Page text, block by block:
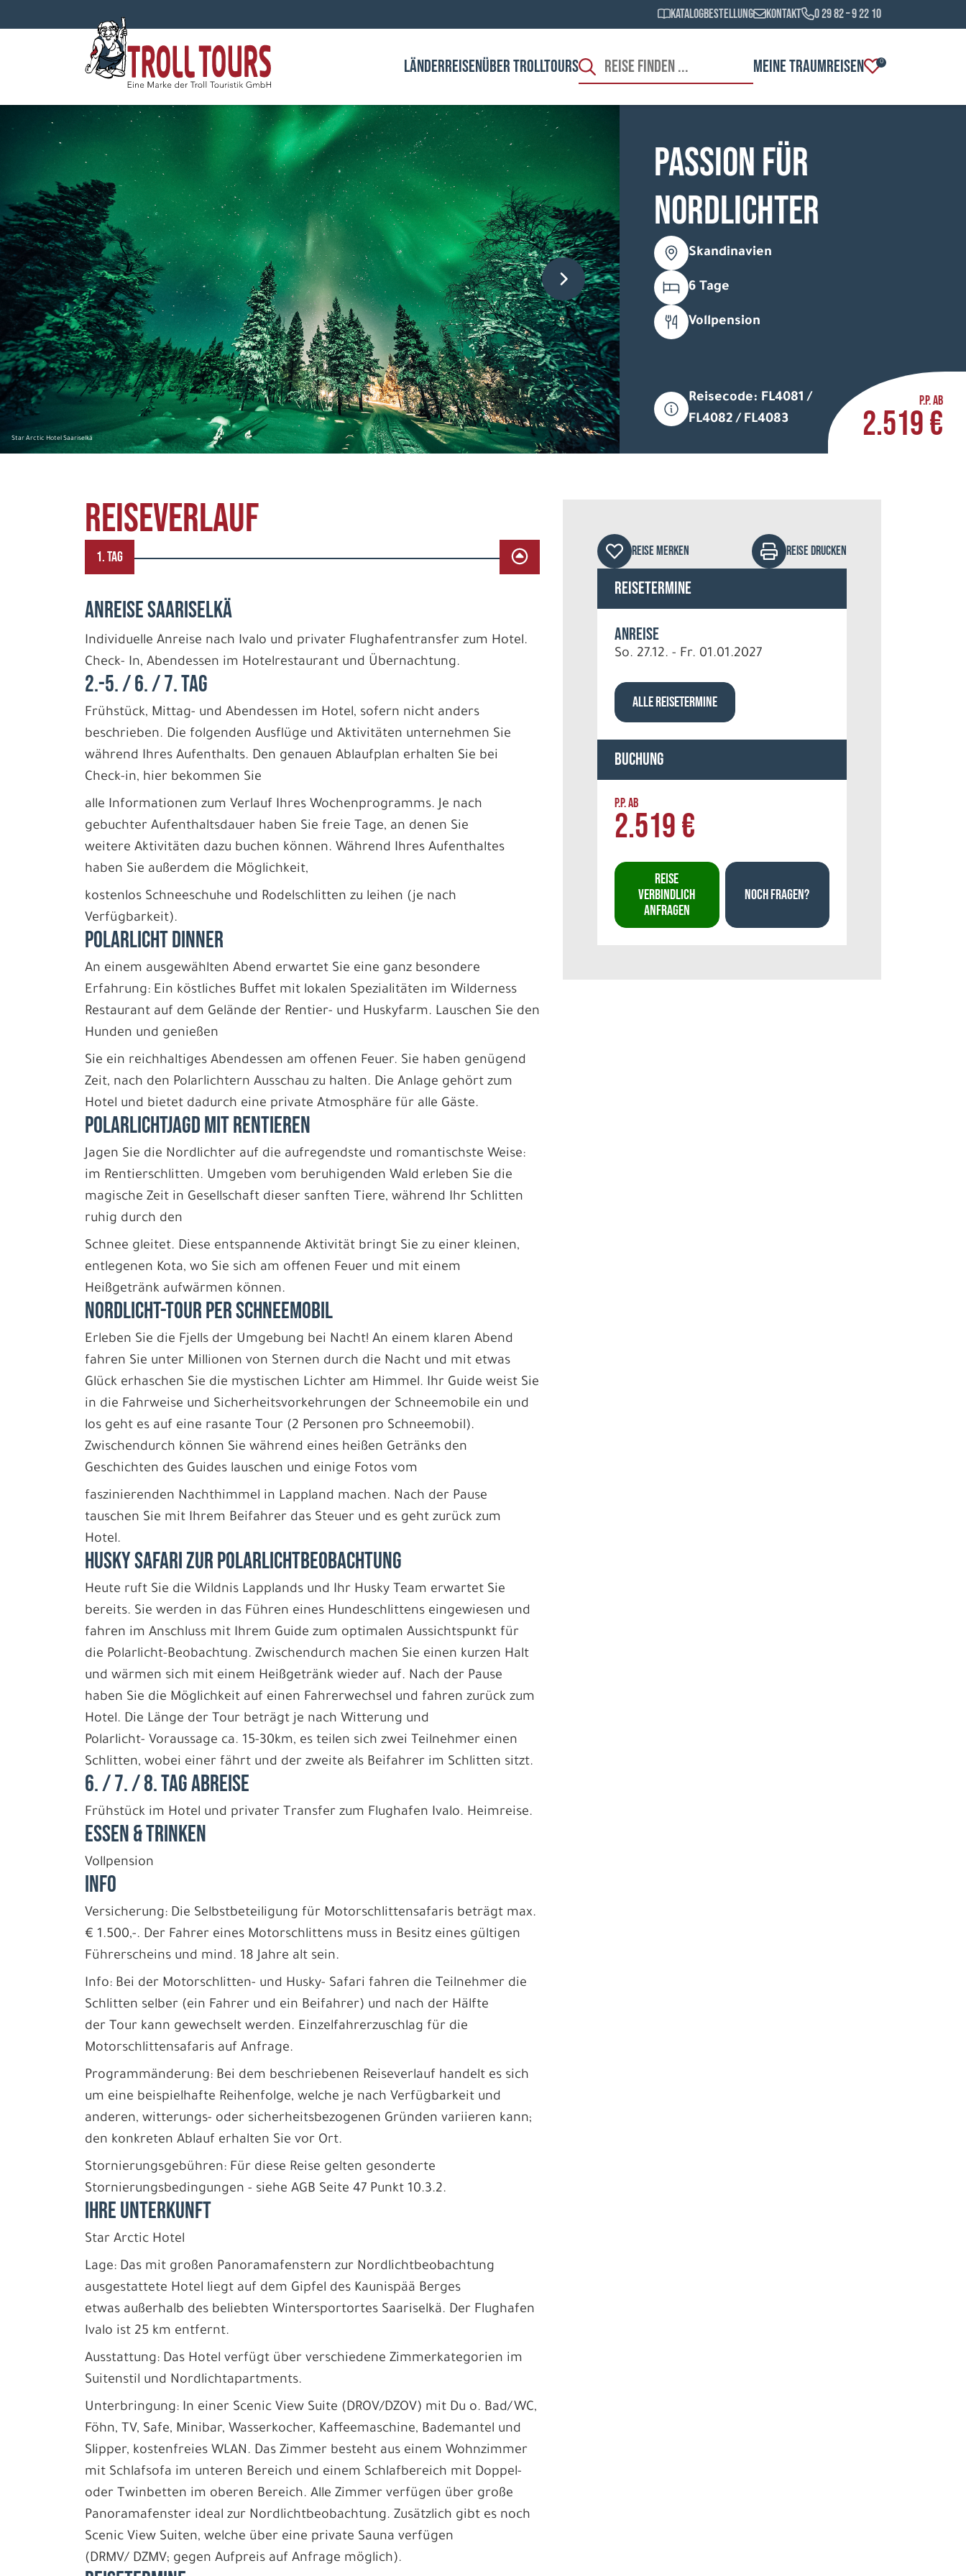
Katalogbestellung Kontakt 0 29 82 – 9 22 10
LÄNDERREISENÜBER TROLLTOURS MEINE TRAUMREISEN 0
Star Arctic Hotel Saariselkä
Passion für
Nordlichter
Skandinavien
6 Tage
Vollpension
Reisecode: FL4081 /
FL4082 / FL4083
P.P. AB
2.519 €
REISEVERLAUF
1. TAG
ANREISE SAARISELKÄ
Individuelle Anreise nach Ivalo und privater Flughafentransfer zum Hotel.
Check- In, Abendessen im Hotelrestaurant und Übernachtung.
2.-5. / 6. / 7. TAG
Frühstück, Mittag- und Abendessen im Hotel, sofern nicht anders
beschrieben. Die folgenden Ausflüge und Aktivitäten unternehmen Sie
während Ihres Aufenthalts. Den genauen Ablaufplan erhalten Sie bei
Check-in, hier bekommen Sie
alle Informationen zum Verlauf Ihres Wochenprogramms. Je nach
gebuchter Aufenthaltsdauer haben Sie freie Tage, an denen Sie
weitere Aktivitäten dazu buchen können. Während Ihres Aufenthaltes
haben Sie außerdem die Möglichkeit,
kostenlos Schneeschuhe und Rodelschlitten zu leihen (je nach
Verfügbarkeit).
POLARLICHT DINNER
An einem ausgewählten Abend erwartet Sie eine ganz besondere
Erfahrung: Ein köstliches Buffet mit lokalen Spezialitäten im Wilderness
Restaurant auf dem Gelände der Rentier- und Huskyfarm. Lauschen Sie den
Hunden und genießen
Sie ein reichhaltiges Abendessen am offenen Feuer. Sie haben genügend
Zeit, nach den Polarlichtern Ausschau zu halten. Die Anlage gehört zum
Hotel und bietet dadurch eine private Atmosphäre für alle Gäste.
POLARLICHTJAGD MIT RENTIEREN
Jagen Sie die Nordlichter auf die aufregendste und romantischste Weise:
im Rentierschlitten. Umgeben vom beruhigenden Wald erleben Sie die
magische Zeit in Gesellschaft dieser sanften Tiere, während Ihr Schlitten
ruhig durch den
Schnee gleitet. Diese entspannende Aktivität bringt Sie zu einer kleinen,
entlegenen Kota, wo Sie sich am offenen Feuer und mit einem
Heißgetränk aufwärmen können.
NORDLICHT-TOUR PER SCHNEEMOBIL
Erleben Sie die Fjells der Umgebung bei Nacht! An einem klaren Abend
fahren Sie unter Millionen von Sternen durch die Nacht und mit etwas
Glück erhaschen Sie die mystischen Lichter am Himmel. Ihr Guide weist Sie
in die Fahrweise und Sicherheitsvorkehrungen der Schneemobile ein und
los geht es auf eine rasante Tour (2 Personen pro Schneemobil).
Zwischendurch können Sie während eines heißen Getränks den
Geschichten des Guides lauschen und einige Fotos vom
faszinierenden Nachthimmel in Lappland machen. Nach der Pause
tauschen Sie mit Ihrem Beifahrer das Steuer und es geht zurück zum
Hotel.
HUSKY SAFARI ZUR POLARLICHTBEOBACHTUNG
Heute ruft Sie die Wildnis Lapplands und Ihr Husky Team erwartet Sie
bereits. Sie werden in das Führen eines Hundeschlittens eingewiesen und
fahren im Anschluss mit Ihrem Guide zum optimalen Aussichtspunkt für
die Polarlicht-Beobachtung. Zwischendurch machen Sie einen kurzen Halt
und wärmen sich mit einem Heißgetränk wieder auf. Nach der Pause
haben Sie die Möglichkeit auf einen Fahrerwechsel und fahren zurück zum
Hotel. Die Länge der Tour beträgt je nach Witterung und
Polarlicht- Voraussage ca. 15-30km, es teilen sich zwei Teilnehmer einen
Schlitten, wobei einer fährt und der zweite als Beifahrer im Schlitten sitzt.
6. / 7. / 8. TAG ABREISE
Frühstück im Hotel und privater Transfer zum Flughafen Ivalo. Heimreise.
ESSEN & TRINKEN
Vollpension
INFO
Versicherung: Die Selbstbeteiligung für Motorschlittensafaris beträgt max.
€ 1.500,-. Der Fahrer eines Motorschlittens muss in Besitz eines gültigen
Führerscheins und mind. 18 Jahre alt sein.
Info: Bei der Motorschlitten- und Husky- Safari fahren die Teilnehmer die
Schlitten selber (ein Fahrer und ein Beifahrer) und nach der Hälfte
der Tour kann gewechselt werden. Einzelfahrerzuschlag für die
Motorschlittensafaris auf Anfrage.
Programmänderung: Bei dem beschriebenen Reiseverlauf handelt es sich
um eine beispielhafte Reihenfolge, welche je nach Verfügbarkeit und
anderen, witterungs- oder sicherheitsbezogenen Gründen variieren kann;
den konkreten Ablauf erhalten Sie vor Ort.
Stornierungsgebühren: Für diese Reise gelten gesonderte
Stornierungsbedingungen - siehe AGB Seite 47 Punkt 10.3.2.
IHRE UNTERKUNFT
Star Arctic Hotel
Lage: Das mit großen Panoramafenstern zur Nordlichtbeobachtung
ausgestattete Hotel liegt auf dem Gipfel des Kaunispää Berges
etwas außerhalb des beliebten Wintersportortes Saariselkä. Der Flughafen
Ivalo ist 25 km entfernt.
Ausstattung: Das Hotel verfügt über verschiedene Zimmerkategorien im
Suitenstil und Nordlichtapartments.
Unterbringung: In einer Scenic View Suite (DROV/DZOV) mit Du o. Bad/WC,
Föhn, TV, Safe, Minibar, Wasserkocher, Kaffeemaschine, Bademantel und
Slipper, kostenfreies WLAN. Das Zimmer besteht aus einem Wohnzimmer
mit Schlafsofa im unteren Bereich und einem Schlafbereich mit Doppel-
oder Twinbetten im oberen Bereich. Alle Zimmer verfügen über große
Panoramafenster ideal zur Nordlichtbeobachtung. Zusätzlich gibt es noch
Scenic View Suiten, welche über eine private Sauna verfügen
(DRMV/ DZMV; gegen Aufpreis auf Anfrage möglich).
REISE MERKEN REISE DRUCKEN
Reisetermine
Anreise
So. 27.12. - Fr. 01.01.2027
ALLE REISETERMINE
Buchung
P.P. AB
2.519 €
REISE
VERBINDLICH
ANFRAGEN
NOCH FRAGEN?